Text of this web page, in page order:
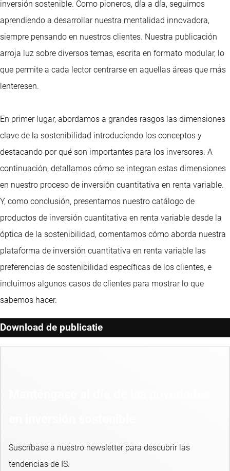
inversión sostenible. Como pioneros, día a día, seguimos
aprendiendo a desarrollar nuestra mentalidad innovadora,
siempre pensando en nuestros clientes. Nuestra publicación
arroja luz sobre diversos temas, escrita en formato modular, lo
que permite a cada lector centrarse en aquellas áreas que más
lenteresen.
En primer lugar, abordamos a grandes rasgos las dimensiones
clave de la sostenibilidad introduciendo los conceptos y
destacando por qué son importantes para los inversores. A
continuación, detallamos cómo se integran estas dimensiones
en nuestro proceso de inversión cuantitativa en renta variable.
Y, como conclusión, presentamos nuestro catálogo de
productos de inversión cuantitativa en renta variable desde la
óptica de la sostenibilidad, comentamos cómo aborda nuestra
plataforma de inversión cuantitativa en renta variable las
preferencias de sostenibilidad específicas de los clientes, e
incluimos algunos casos de clientes para mostrar lo que
sabemos hacer.
Download de publicatie
Suscríbase a nuestro newsletter para descubrir las
tendencias de IS.